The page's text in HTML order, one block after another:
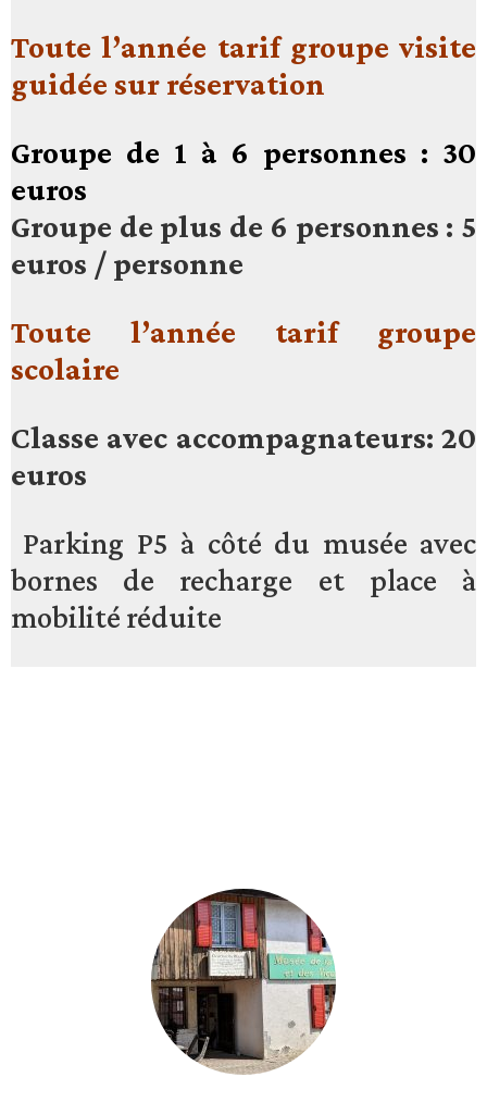
Toute l’année tarif groupe visite
guidée sur réservation
Groupe de 1 à 6 personnes : 30
euros
Groupe de plus de 6 personnes : 5
euros / personne
Toute l’année tarif groupe
scolaire
Classe avec accompagnateurs: 20
euros
Parking P5 à côté du musée avec
bornes de recharge et place à
mobilité réduite